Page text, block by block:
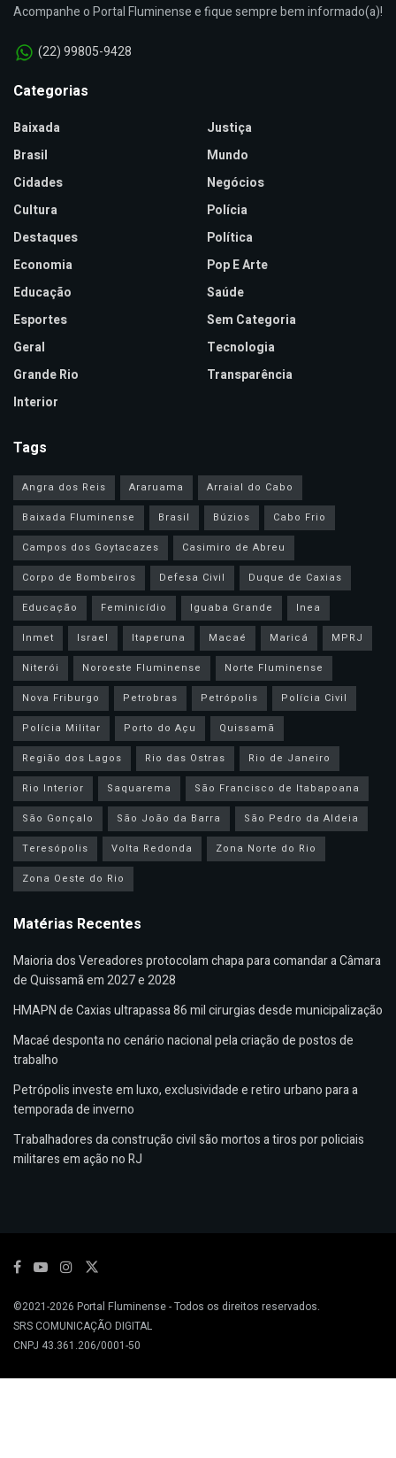
Acompanhe o Portal Fluminense e fique sempre bem informado(a)!
(22) 99805-9428
Categorias
Baixada
Brasil
Cidades
Cultura
Destaques
Economia
Educação
Esportes
Geral
Grande Rio
Interior
Justiça
Mundo
Negócios
Polícia
Política
Pop E Arte
Saúde
Sem Categoria
Tecnologia
Transparência
Tags
Angra dos Reis Araruama
Arraial do Cabo
Baixada Fluminense
Brasil Búzios
Cabo Frio
Campos dos Goytacazes
Casimiro de Abreu
Corpo de Bombeiros
Defesa Civil
Duque de Caxias
Educação
Feminicídio Iguaba Grande
Inea
Inmet
Israel Itaperuna Macaé Maricá
MPRJ
Niterói
Noroeste Fluminense
Norte Fluminense
Nova Friburgo
Petrobras Petrópolis
Polícia Civil
Polícia Militar
Porto do Açu
Quissamã
Região dos Lagos
Rio das Ostras
Rio de Janeiro
Rio Interior
Saquarema
São Francisco de Itabapoana
São Gonçalo
São João da Barra
São Pedro da Aldeia
Teresópolis
Volta Redonda
Zona Norte do Rio
Zona Oeste do Rio
Matérias Recentes
Maioria dos Vereadores protocolam chapa para comandar a Câmara
de Quissamã em 2027 e 2028
HMAPN de Caxias ultrapassa 86 mil cirurgias desde municipalização
Macaé desponta no cenário nacional pela criação de postos de
trabalho
Petrópolis investe em luxo, exclusividade e retiro urbano para a
temporada de inverno
Trabalhadores da construção civil são mortos a tiros por policiais
militares em ação no RJ
©2021-2026 Portal Fluminense- Todos os direitos reservados.
SRS COMUNICAÇÃO DIGITAL
CNPJ 43.361.206/0001-50